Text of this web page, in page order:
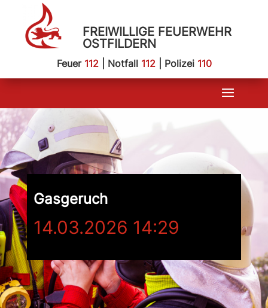
FREIWILLIGE FEUERWEHR
OSTFILDERN
Feuer 112| Notfall 112| Polizei 110
Gasgeruch
14.03.2026 14:29